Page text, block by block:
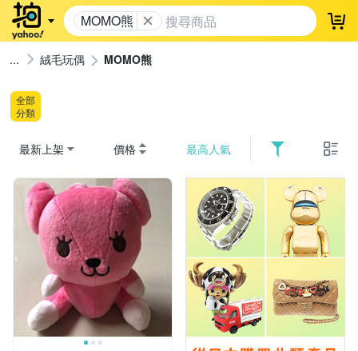
MOMO熊 登
絨毛玩偶 MOMO熊
全部
分類
最新上架 價格 最高人氣